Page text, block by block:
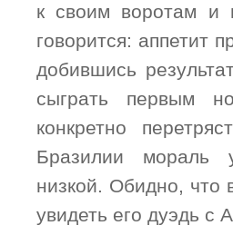
к своим воротам и
говорится: аппетит
добившись
сыграть первым
конкретно
Бразилии мораль
низкой. Обидно, что
увидеть его дуэдь с